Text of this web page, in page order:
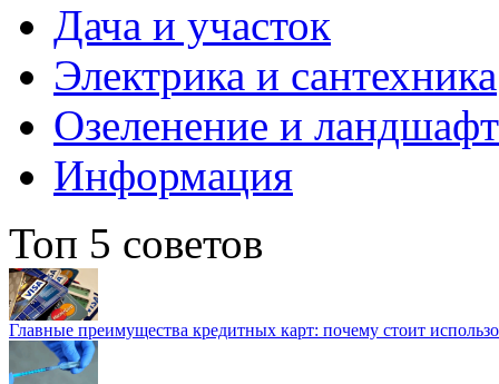
Дача и участок
Электрика и сантехника
Озеленение и
Информация
Топ 5 советов
Главные преимущества кредитных карт: почему стоит